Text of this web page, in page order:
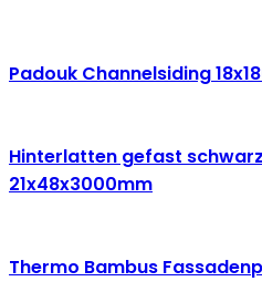
Padouk Channelsiding
Hinterlatten gefast
21x48x3000mm
Thermo Bambus